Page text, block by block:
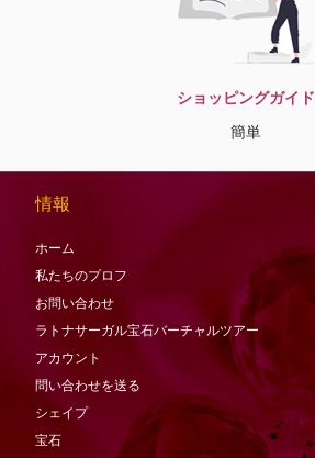
ショッピングガイド
簡単
情報
ホーム
私たちのプロフ
お問い合わせ
ラトナサーガル宝石バーチャ​​ルツアー
アカウント
問い合わせを送る
シェイプ
宝石